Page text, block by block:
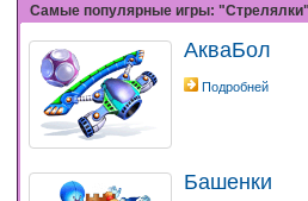
Самые популярные игры: "Стрелялки"
АкваБол
Подробней
Башенки